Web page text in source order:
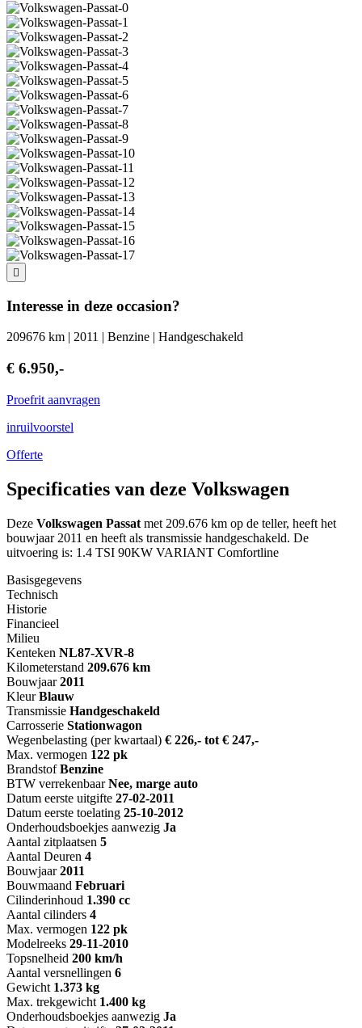
Interesse in deze occasion?
209676 km | 2011 | Benzine | Handgeschakeld
€ 6.950,-
Proefrit aanvragen
inruilvoorstel
Offerte
Specificaties van deze Volkswagen
Deze Volkswagen Passat met 209.676 km op de teller, heeft het
bouwjaar 2011 en heeft als transmissie handgeschakeld. De
uitvoering is: 1.4 TSI 90KW VARIANT Comfortline
Basisgegevens
Technisch
Historie
Financieel
Milieu
Kenteken NL87-XVR-8
Kilometerstand 209.676 km
Bouwjaar 2011
Kleur Blauw
Transmissie Handgeschakeld
Carrosserie Stationwagon
Wegenbelasting (per kwartaal) € 226,- tot € 247,-
Max. vermogen 122 pk
Brandstof Benzine
BTW verrekenbaar Nee, marge auto
Datum eerste uitgifte 27-02-2011
Datum eerste toelating 25-10-2012
Onderhoudsboekjes aanwezig Ja
Aantal zitplaatsen 5
Aantal Deuren 4
Bouwjaar 2011
Bouwmaand Februari
Cilinderinhoud 1.390 cc
Aantal cilinders 4
Max. vermogen 122 pk
Modelreeks 29-11-2010
Topsnelheid 200 km/h
Aantal versnellingen 6
Gewicht 1.373 kg
Max. trekgewicht 1.400 kg
Onderhoudsboekjes aanwezig Ja